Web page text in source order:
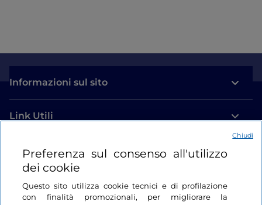
Informazioni sul sito
Link Utili
Login
Restiamo in contatto
Preferenza sul consenso all'utilizzo
dei cookie
Questo sito utilizza cookie tecnici e di profilazione
con finalità promozionali, per migliorare la
Chiudi